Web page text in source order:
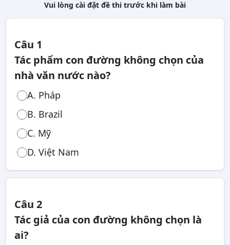
Vui lòng cài đặt đề thi trước khi làm bài
Câu 1
Tác phẩm con đường không chọn của
nhà văn nước nào?
A. Pháp
B. Brazil
C. Mỹ
D. Việt Nam
Câu 2
Tác giả của con đường không chọn là
ai?